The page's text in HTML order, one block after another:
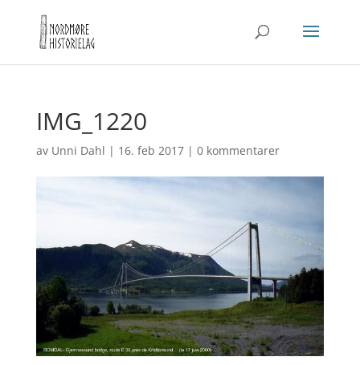
IMG_1220
av Unni Dahl | 16. feb 2017| 0 kommentarer